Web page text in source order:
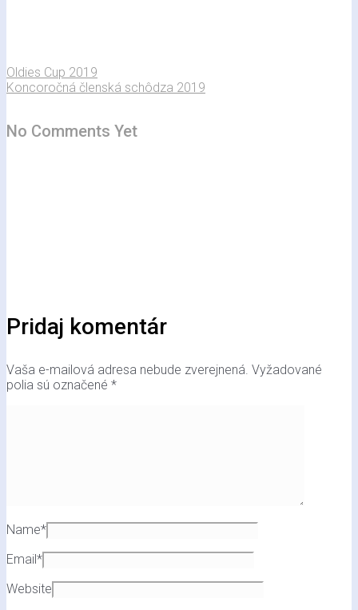
Oldies Cup 2019
Koncoročná členská schôdza 2019
No Comments Yet
Pridaj komentár
Vaša e-mailová adresa nebude zverejnená. Vyžadované
polia sú označené *
Name*
Email*
Website